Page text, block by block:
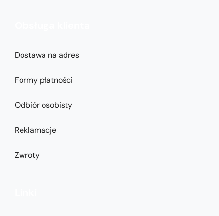
Dostawa na adres
Formy płatności
Odbiór osobisty
Reklamacje
Zwroty